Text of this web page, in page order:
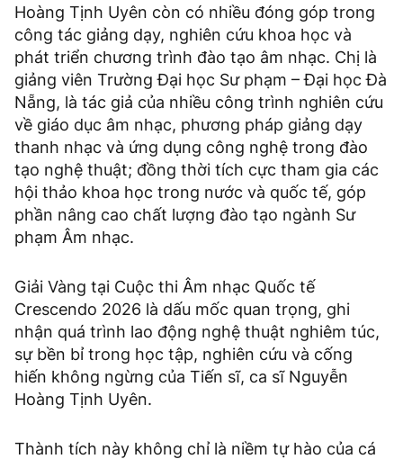
Hoàng Tịnh Uyên còn có nhiều đóng góp trong
công tác giảng dạy, nghiên cứu khoa học và
phát triển chương trình đào tạo âm nhạc. Chị là
giảng viên Trường Đại học Sư phạm – Đại học Đà
Nẵng, là tác giả của nhiều công trình nghiên cứu
về giáo dục âm nhạc, phương pháp giảng dạy
thanh nhạc và ứng dụng công nghệ trong đào
tạo nghệ thuật; đồng thời tích cực tham gia các
hội thảo khoa học trong nước và quốc tế, góp
phần nâng cao chất lượng đào tạo ngành Sư
phạm Âm nhạc.
Giải Vàng tại Cuộc thi Âm nhạc Quốc tế
Crescendo 2026 là dấu mốc quan trọng, ghi
nhận quá trình lao động nghệ thuật nghiêm túc,
sự bền bỉ trong học tập, nghiên cứu và cống
hiến không ngừng của Tiến sĩ, ca sĩ Nguyễn
Hoàng Tịnh Uyên.
Thành tích này không chỉ là niềm tự hào của cá